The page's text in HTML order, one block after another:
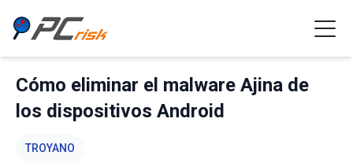
Cómo eliminar el malware Ajina de
los dispositivos Android
TROYANO